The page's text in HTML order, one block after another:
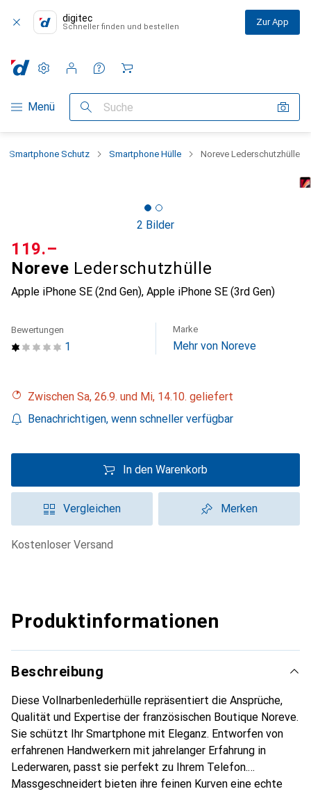
digitec
Schneller finden und bestellen Zur App
Navigation nach Kategorien
Menü Suche
Einstellungen
Kundenkonto
Vergleichslisten
Merklisten
Warenkorb
Smartphone Schutz Smartphone Hülle Noreve Lederschutzhülle
2 Bilder
Noreve Lederschutzhülle
Apple iPhone SE (2nd Gen), Apple iPhone SE (3rd Gen)
CHF
119.–
1
Bewertungen Marke
Mehr von Noreve
Zwischen Sa, 26.9. und Mi, 14.10. geliefert
Benachrichtigen, wenn schneller verfügbar
In den Warenkorb
Vergleichen Merken
kostenloser Versand
Produktinformationen
Beschreibung
Diese Vollnarbenlederhülle repräsentiert die Ansprüche,
Qualität und Expertise der französischen Boutique Noreve.
Sie schützt Ihr Smartphone mit Eleganz. Entworfen von
erfahrenen Handwerkern mit jahrelanger Erfahrung in
Lederwaren, passt sie perfekt zu Ihrem Telefon.
Massgeschneidert bieten ihre feinen Kurven eine echte